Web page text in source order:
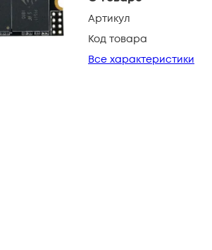
Артикул
Код товара
Все характеристики